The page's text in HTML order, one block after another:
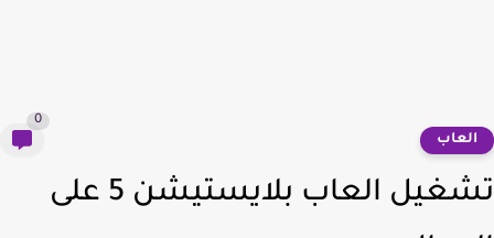
تشغيل العاب بلايستيشن 5 على